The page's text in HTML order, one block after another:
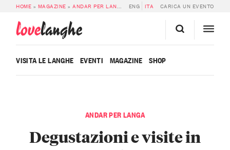
HOME » MAGAZINE »ANDAR PER LANGA »DEGUSTAZIONI E VISITE IN
ENG ITA CARICA UN EVENTO
lovelanghe
VISITA LE LANGHE EVENTI MAGAZINE SHOP
ANDAR PER LANGA
Degustazioni e visite in